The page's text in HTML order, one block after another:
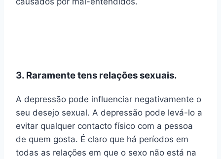
3. Raramente tens relações sexuais.
A depressão pode influenciar negativamente o
seu desejo sexual. A depressão pode levá-lo a
evitar qualquer contacto físico com a pessoa
de quem gosta. É claro que há períodos em
todas as relações em que o sexo não está na